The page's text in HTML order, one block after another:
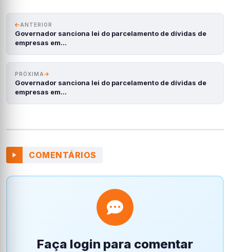
ANTERIOR
Governador sanciona lei do parcelamento de dívidas de
empresas em…
PRÓXIMA
Governador sanciona lei do parcelamento de dívidas de
empresas em…
COMENTÁRIOS
Faça login para comentar